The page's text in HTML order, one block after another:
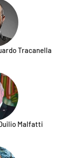
Tracanella
Malfatti